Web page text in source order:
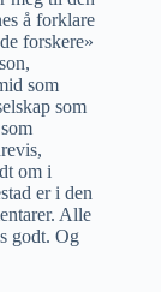
å forklare
forskere»
som
som
om i
er i den
Alle
godt. Og